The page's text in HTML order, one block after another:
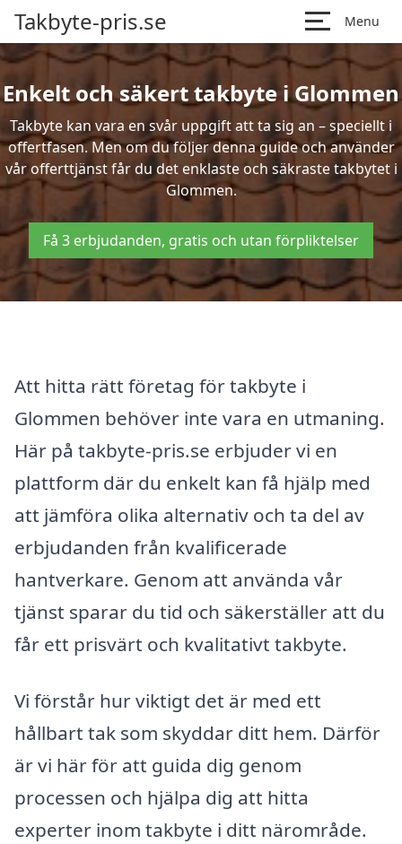
Takbyte-pris.se Menu
Enkelt och säkert takbyte i Glommen
Takbyte kan vara en svår uppgift att ta sig an – speciellt i
offertfasen. Men om du följer denna guide och använder
vår offerttjänst får du det enklaste och säkraste takbytet i
Glommen.
Få 3 erbjudanden, gratis och utan förpliktelser
Att hitta rätt företag för takbyte i
Glommen behöver inte vara en utmaning.
Här på takbyte-pris.se erbjuder vi en
plattform där du enkelt kan få hjälp med
att jämföra olika alternativ och ta del av
erbjudanden från kvalificerade
hantverkare. Genom att använda vår
tjänst sparar du tid och säkerställer att du
får ett prisvärt och kvalitativt takbyte.
Vi förstår hur viktigt det är med ett
hållbart tak som skyddar ditt hem. Därför
är vi här för att guida dig genom
processen och hjälpa dig att hitta
experter inom takbyte i ditt närområde.